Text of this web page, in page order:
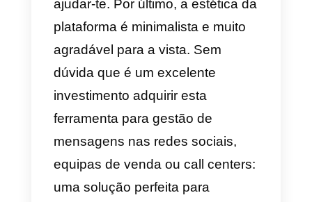
negócio:
Vantagens
1)É grátis
2)Catálogo de produtos
3)É estável e confiável